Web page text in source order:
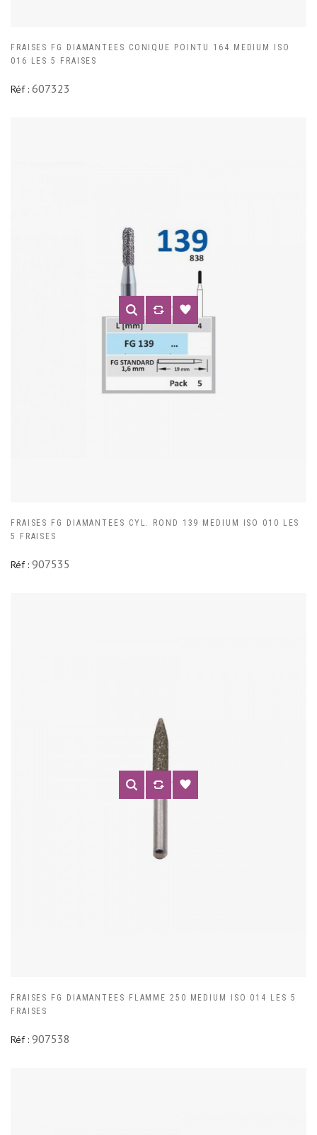
FRAISES FG DIAMANTEES CONIQUE POINTU 164 MEDIUM ISO
016 LES 5 FRAISES
Réf : 607323
FRAISES FG DIAMANTEES CYL. ROND 139 MEDIUM ISO 010 LES
5 FRAISES
Réf : 907535
FRAISES FG DIAMANTEES FLAMME 250 MEDIUM ISO 014 LES 5
FRAISES
Réf : 907538